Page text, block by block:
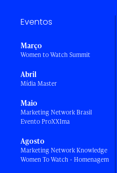
Eventos
Março
Women to Watch Summit
Abril
Mídia Master
Maio
Marketing Network Brasil
Evento ProXXIma
Agosto
Marketing Network Knowledge
Women To Watch - Homenagem